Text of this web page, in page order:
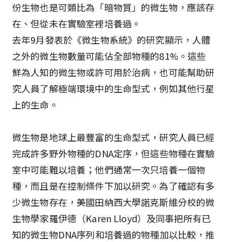
份生物也是可類比為「暗物質」的微生物，應該存
在、但從未在實驗室裡培養過。
去年9月發表於《微生物系統》的研究顯示，人體
之外的微生物數量可能佔全部物種的81%。這些
鮮為人知的微生物或許可用於治病，也可能幫助研
究人員了解極端環境中的生命型式，例如其他行星
上的生命。
微生物是地球上最豐富的生命型式，研究人員已經
完成許多野外物種的DNA定序，但這些物種在實驗
室中可能難以培養；他們通常一次只培養一個物
種，而且是在控制條件下加以研究。為了確認有多
少微生物存在，美國田納西大學諾克斯維分校的微
生物學家羅伊德（Karen Lloyd）及同事把所有已
知的微生物DNA序列和培養過的物種加以比較，推